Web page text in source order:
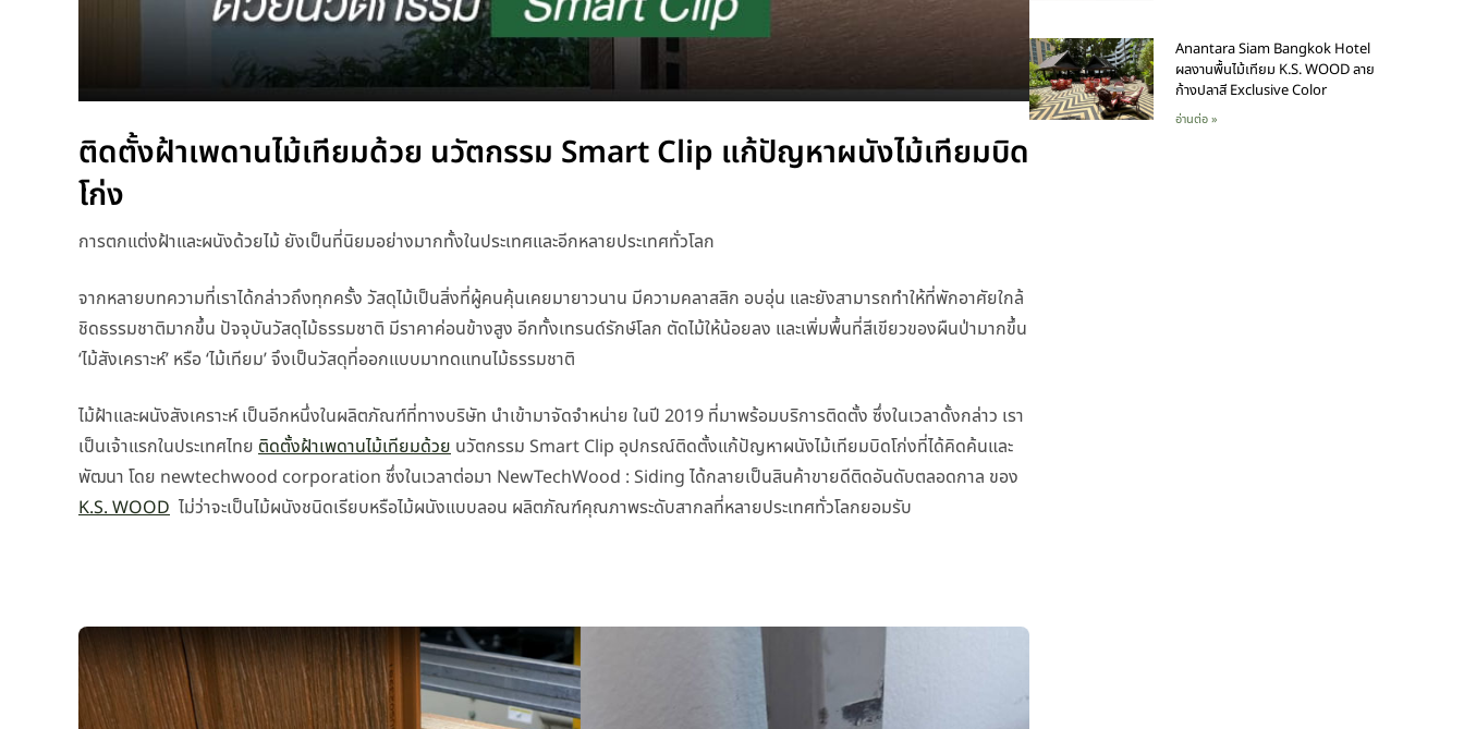
ติดตั้งฝ้าเพดานไม้เทียมด้วย นวัตกรรม Smart Clip แก้ปัญหาผนังไม้เทียมบิด
โก่ง
การตกแต่งฝ้าและผนังด้วยไม้ ยังเป็นที่นิยมอย่างมากทั้งในประเทศและอีกหลายประเทศทั่วโลก
จากหลายบทความที่เราได้กล่าวถึงทุกครั้ง วัสดุไม้เป็นสิ่งที่ผู้คนคุ้นเคยมายาวนาน มีความคลาสสิก อบอุ่น และยังสามารถทำให้ที่พักอาศัยใกล้
ชิดธรรมชาติมากขึ้น ปัจจุบันวัสดุไม้ธรรมชาติ มีราคาค่อนข้างสูง อีกทั้งเทรนด์รักษ์โลก ตัดไม้ให้น้อยลง และเพิ่มพื้นที่สีเขียวของผืนป่ามากขึ้น
‘ไม้สังเคราะห์’ หรือ ‘ไม้เทียม’ จึงเป็นวัสดุที่ออกแบบมาทดแทนไม้ธรรมชาติ
ไม้ฝ้าและผนังสังเคราะห์ เป็นอีกหนึ่งในผลิตภัณฑ์ที่ทางบริษัท นำเข้ามาจัดจำหน่าย ในปี 2019 ที่มาพร้อมบริการติดตั้ง ซึ่งในเวลาดั้งกล่าว เรา
เป็นเจ้าแรกในประเทศไทย ติดตั้งฝ้าเพดานไม้เทียมด้วย นวัตกรรม Smart Clip อุปกรณ์ติดตั้งแก้ปัญหาผนังไม้เทียมบิดโก่งที่ได้คิดค้นและ
พัฒนา โดย newtechwood corporation ซึ่งในเวลาต่อมา NewTechWood : Siding ได้กลายเป็นสินค้าขายดีติดอันดับตลอดกาล ของ
K.S. WOOD ไม่ว่าจะเป็นไม้ผนังชนิดเรียบหรือไม้ผนังแบบลอน ผลิตภัณฑ์คุณภาพระดับสากลที่หลายประเทศทั่วโลกยอมรับ
Anantara Siam Bangkok Hotel
ผลงานพื้นไม้เทียม K.S. WOOD ลาย
ก้างปลาสี Exclusive Color
อ่านต่อ »